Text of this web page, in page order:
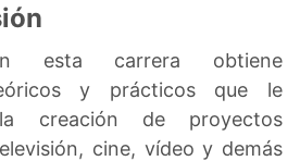
esta carrera obtiene
y prácticos que le
creación de proyectos
cine, vídeo y demás